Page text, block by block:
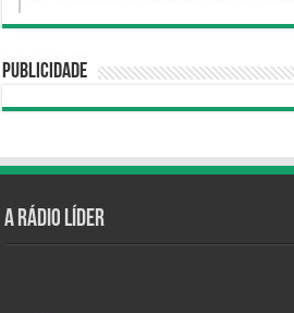
Publicidade
A Rádio Líder